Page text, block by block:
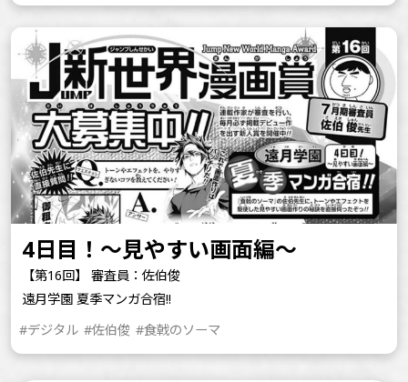
4日目！～見やすい画面編～
【第16回】 審査員：佐伯俊
遠月学園 夏季マンガ合宿!!
#デジタル #佐伯俊 #食戟のソーマ